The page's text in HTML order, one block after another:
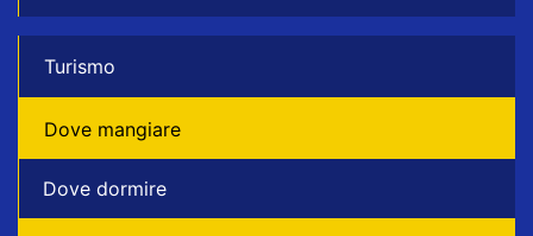
Turismo
Dove mangiare
Dove dormire